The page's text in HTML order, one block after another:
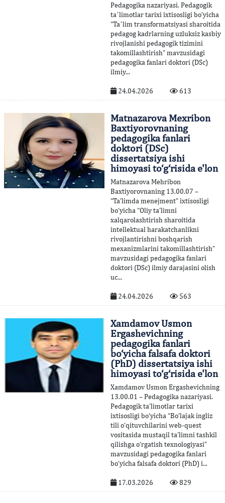
Pedagogika nazariyasi. Pedagogik
taʼlimotlar tarixi ixtisosligi bo‘yicha
“Taʼlim transformatsiyasi sharoitida
pedagog kadrlarning uzluksiz kasbiy
rivojlanishi pedagogik tizimini
takomillashtirish” mavzusidagi
pedagogika fanlari doktori (DSc)
ilmiy...
24.04.2026 613
Matnazarova Mexribon
Baxtiyorovnaning
pedagogika fanlari
doktori (DSc)
dissertatsiya ishi
himoyasi to‘g‘risida e'lon
Matnazarova Mehribon
Baxtiyorovnaning 13.00.07 –
“Ta’limda menejment” ixtisosligi
bo‘yicha “Oliy ta’limni
xalqarolashtirish sharoitida
intellektual harakatchanlikni
rivojlantirishni boshqarish
mexanizmlarini takomillashtirish”
mavzusidagi pedagogika fanlari
doktori (DSc) ilmiy darajasini olish
uc...
24.04.2026 563
Xamdamov Usmon
Ergashevichning
pedagogika fanlari
bo‘yicha falsafa doktori
(PhD) dissertatsiya ishi
himoyasi to‘g‘risida e'lon
Xamdamov Usmon Ergashevichning
13.00.01 – Pedagogika nazariyasi.
Pedagogik ta’limotlar tarixi
ixtisosligi bo‘yicha “Bo‘lajak ingliz
tili o‘qituvchilarini web-quest
vositasida mustaqil ta’limni tashkil
qilishga o‘rgatish texnologiyasi”
mavzusidagi pedagogika fanlari
bo‘yicha falsafa doktori (PhD) i...
17.03.2026 829